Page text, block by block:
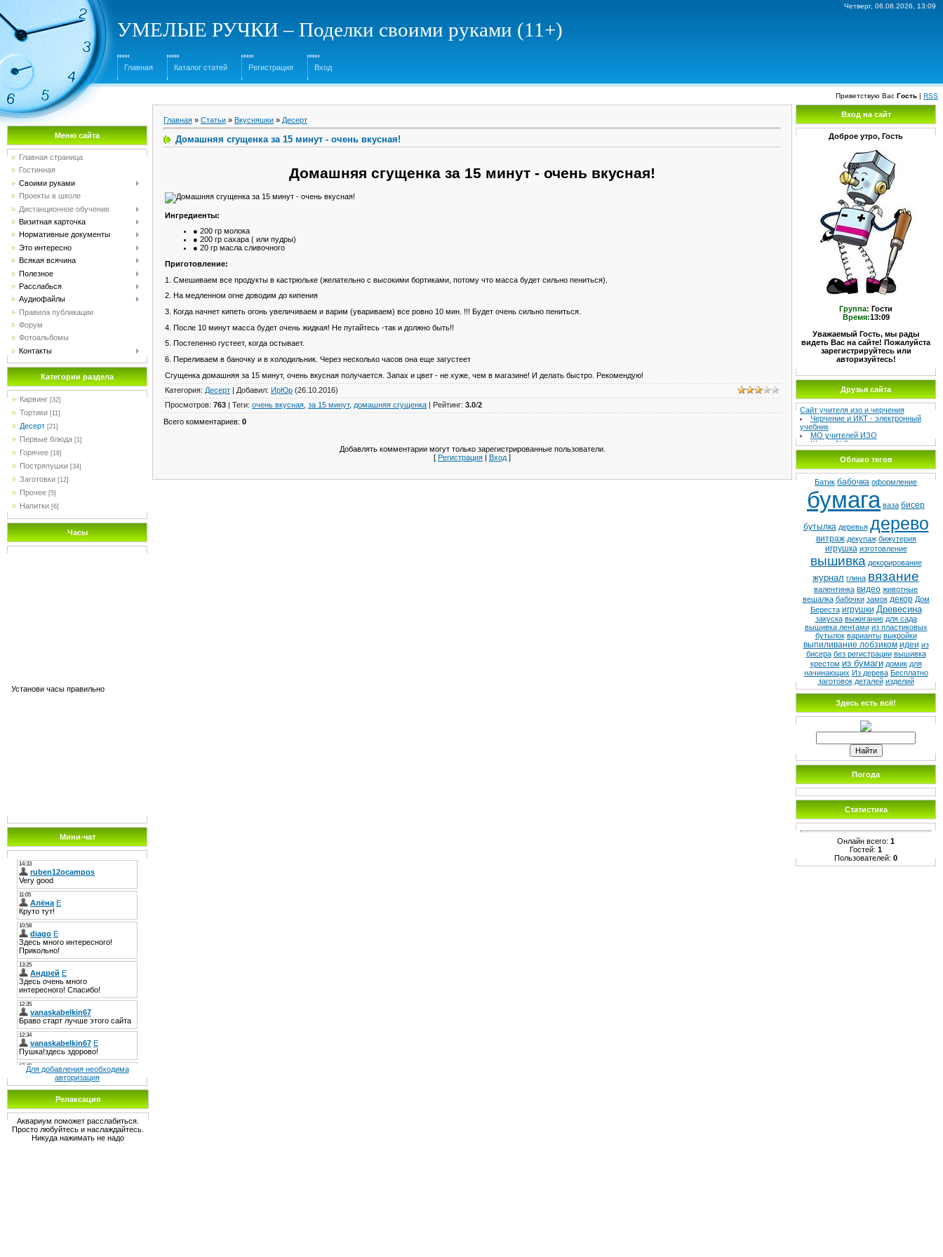
Четверг, 06.08.2026, 13:09
УМЕЛЫЕ РУЧКИ – Поделки своими руками (11+)
Главная Каталог статей Регистрация Вход
Приветствую Вас Гость | RSS
Меню сайта
Главная страница
Гостинная
Своими руками
Проекты в школе
Дистанционное обучение
Визитная карточка
Нормативные документы
Это интересно
Всякая всячина
Полезное
Расслабься
Аудиофайлы
Правила публикации
Форум
Фотоальбомы
Контакты
Категории раздела
Карвинг [32]
Тортики [11]
Десерт [21]
Первые блюда [1]
Горячее [18]
Постряпушки [34]
Заготовки [12]
Прочее [5]
Напитки [6]
Часы
Установи часы правильно
Мини-чат
Для добавления необходима
авторизация
Релаксация
Аквариум поможет расслабиться.
Просто любуйтесь и наслаждайтесь.
Никуда нажимать не надо
Главная » Статьи » Вкусняшки » Десерт
Домашняя сгущенка за 15 минут - очень вкусная!
Домашняя сгущенка за 15 минут - очень вкусная!
Ингредиенты:
● 200 гр молока
● 200 гр сахара ( или пудры)
● 20 гр масла сливочного
Приготовление:
1. Смешиваем все продукты в кастрюльке (желательно с высокими бортиками, потому что масса будет сильно пениться).
2. На медленном огне доводим до кипения
3. Когда начнет кипеть огонь увеличиваем и варим (увариваем) все ровно 10 мин. !!! Будет очень сильно пениться.
4. После 10 минут масса будет очень жидкая! Не пугайтесь -так и должно быть!!
5. Постепенно густеет, когда остывает.
6. Переливаем в баночку и в холодильник. Через несколько часов она еще загустеет
Сгущенка домашняя за 15 минут, очень вкусная получается. Запах и цвет - не хуже, чем в магазине! И делать быстро. Рекомендую!
Категория: Десерт | Добавил: ИрЮр (26.10.2016)
Просмотров: 763 | Теги: очень вкусная за 15 минут, домашняя сгущенка | Рейтинг: 3.0/2
Всего комментариев: 0
Добавлять комментарии могут только зарегистрированные пользователи.
[ Регистрация | Вход ]
Вход на сайт
Доброе утро, Гость
Группа: Гости
Время:13:09
Уважаемый Гость, мы рады
видеть Вас на сайте! Пожалуйста
зарегистрируйтесь или
авторизуйтесь!
Друзья сайта
МЕТОДИЧЕСКИЙ СУНДУЧОК –
Сайт учителя изо и черчения
Черчение и ИКТ - электронный
учебник
МО учителей ИЗО
Школа №8
Детская худ. школа
Облако тегов
Батик бабочка оформление
бумага ваза бисер
бутылка деревья дерево
витраж декупаж бижутерия
игрушка изготовление
вышивка декорирование
журнал глина вязание
валентинка видео животные
вешалка бабочки замок декор Дом
Береста игрушки Древесина
закуска выжигание для сада
вышивка лентами из пластиковых
бутылок варианты выкройки
выпиливание лобзиком идеи из
бисера без регистрации вышивка
крестом из бумаги домик для
начинающих Из дерева Бесплатно
заготовок деталей изделий
Здесь есть всё!
Погода
Статистика
Онлайн всего: 1
Гостей: 1
Пользователей: 0